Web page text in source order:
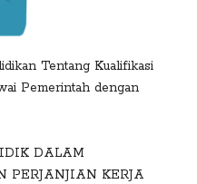
Tentang Kualifikasi
Pemerintah dengan
DALAM
PERJANJIAN KERJA